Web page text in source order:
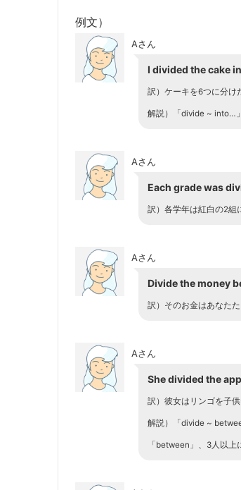
例文）
Aさん
I divided the cake
訳）ケーキを6つに分け
解説）「divide ~ into…
Aさん
Each grade was
訳）各学年は紅白の2組
Aさん
Divide the money
訳）そのお金はあなた
Aさん
She divided the
訳）彼女はリンゴを子供
解説）「divide ~
「between」、3人以上